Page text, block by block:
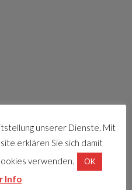
unserer Dienste. Mit
erklären Sie sich damit
verwenden.
OK
Info